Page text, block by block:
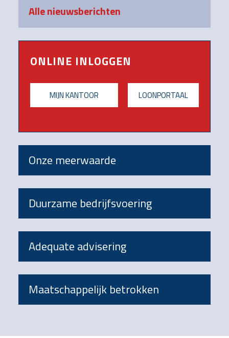
Alle nieuwsberichten
ONLINE INLOGGEN
MIJN KANTOOR LOONPORTAAL
Onze meerwaarde
Duurzame bedrijfsvoering
Adequate advisering
Maatschappelijk betrokken